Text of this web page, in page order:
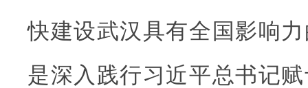
快建设武汉具有全国影响
是深入践行习近平总书记